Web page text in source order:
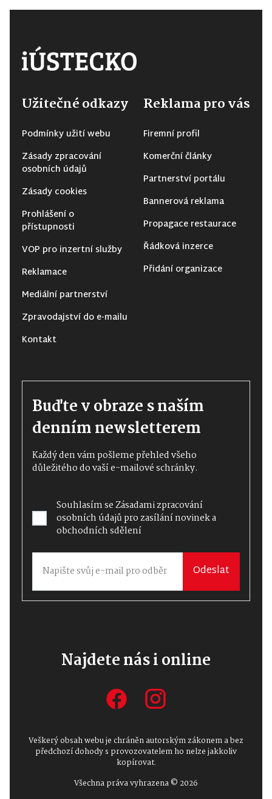
Užitečné odkazy
Podmínky užití webu
Zásady zpracování
osobních údajů
Zásady cookies
Prohlášení o
přístupnosti
VOP pro inzertní služby
Reklamace
Mediální partnerství
Zpravodajství do e-mailu
Kontakt
Reklama pro vás
Firemní profil
Komerční články
Partnerství portálu
Bannerová reklama
Propagace restaurace
Řádková inzerce
Přidání organizace
Buďte v obraze s naším
denním newsletterem
Každý den vám pošleme přehled všeho
důležitého do vaší e-mailové schránky.
Souhlasím seZásadami zpracování
osobních údajůpro zasílání novinek a
obchodních sdělení
Odeslat
Najdete nás i online
Veškerý obsah webu je chráněn autorským zákonem a bez
předchozí dohody s provozovatelem ho nelze jakkoliv
kopírovat.
Všechna práva vyhrazena © 2026